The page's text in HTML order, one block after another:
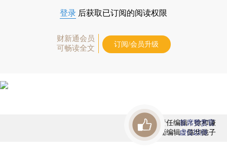
登录 后获取已订阅的阅读权限
财新通会员
可畅读全文
订阅/会员升级
责任编辑：徐和谦
版面编辑：陈华懿子
首席赞赏官
虚位以待